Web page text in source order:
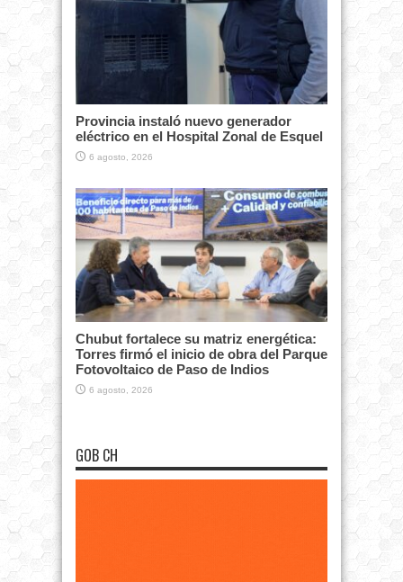
Provincia instaló nuevo generador
eléctrico en el Hospital Zonal de Esquel
6 agosto, 2026
Chubut fortalece su matriz energética:
Torres firmó el inicio de obra del Parque
Fotovoltaico de Paso de Indios
6 agosto, 2026
GOB CH